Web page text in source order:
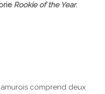
Rookie of the Year.
comprend deux